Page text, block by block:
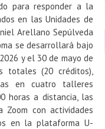
para responder a la
en las Unidades de
Arellano Sepúlveda
se desarrollará bajo
y el 30 de mayo de
totales (20 créditos),
en cuatro talleres
horas a distancia, las
Zoom con actividades
en la plataforma U-